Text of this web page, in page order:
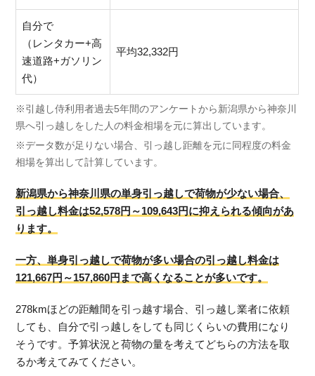
自分で
（レンタカー+高
速道路+ガソリン
代）
平均32,332円
※引越し侍利用者過去5年間のアンケートから新潟県から神奈川
県へ引っ越しをした人の料金相場を元に算出しています。
※データ数が足りない場合、引っ越し距離を元に同程度の料金
相場を算出して計算しています。
新潟県から神奈川県の単身引っ越しで荷物が少ない場合、
引っ越し料金は52,578円～109,643円に抑えられる傾向があ
ります。
一方、単身引っ越しで荷物が多い場合の引っ越し料金は
121,667円～157,860円まで高くなることが多いです。
278kmほどの距離間を引っ越す場合、引っ越し業者に依頼
しても、自分で引っ越しをしても同じくらいの費用になり
そうです。予算状況と荷物の量を考えてどちらの方法を取
るか考えてみてください。